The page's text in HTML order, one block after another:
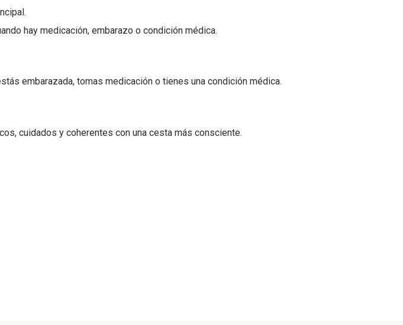
hay medicación, embarazo o condición médica.
embarazada, tomas medicación o tienes una condición médica.
cuidados y coherentes con una cesta más consciente.